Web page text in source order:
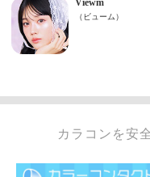
カラコンを安